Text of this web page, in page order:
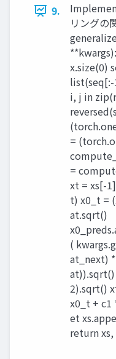
9.
リングの
x.size(0)
i, j in
=
=
xt = xs[-
t) x0_t =
at.sqrt()
(
at_next)
at)).sqrt()
2).sqrt()
x0_t + c1
et
return xs,